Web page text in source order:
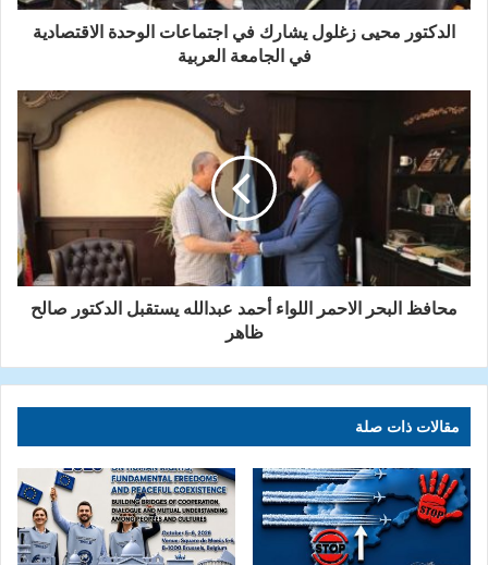
الدكتور محيى زغلول يشارك في اجتماعات الوحدة الاقتصادية
في الجامعة العربية
محافظ البحر الاحمر اللواء أحمد عبدالله يستقبل الدكتور صالح
ظاهر
مقالات ذات صلة